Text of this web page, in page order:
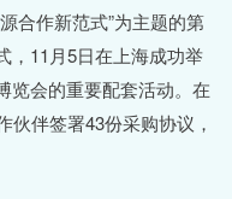
合作新范式”为主题的第
，11月5日在上海成功举
览会的重要配套活动。在
伴签署43份采购协议，